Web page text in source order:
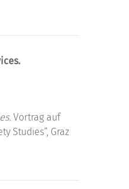
Vortrag auf
Studies“, Graz